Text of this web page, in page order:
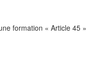
formation « Article 45